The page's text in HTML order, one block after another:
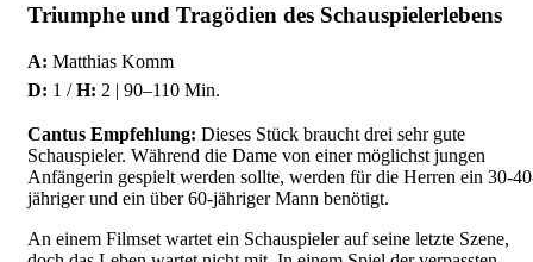
Triumphe und Tragödien des Schauspielerlebens
A: Matthias Komm
D: 1 /H: 2 | 90–110 Min.
Cantus Empfehlung: Dieses Stück braucht drei sehr gute
Schauspieler. Während die Dame von einer möglichst jungen
Anfängerin gespielt werden sollte, werden für die Herren ein 30-
jähriger und ein über 60-jähriger Mann benötigt.
An einem Filmset wartet ein Schauspieler auf seine letzte Szene,